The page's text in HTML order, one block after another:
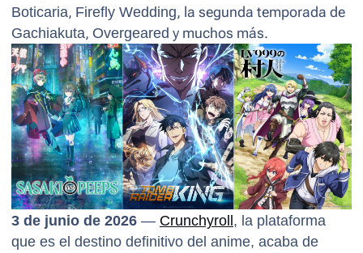
Boticaria, Firefly Wedding, la segunda temporada de
Gachiakuta, Overgeared y muchos más.
3 de junio de 2026 — Crunchyroll, la plataforma
que es el destino definitivo del anime, acaba de